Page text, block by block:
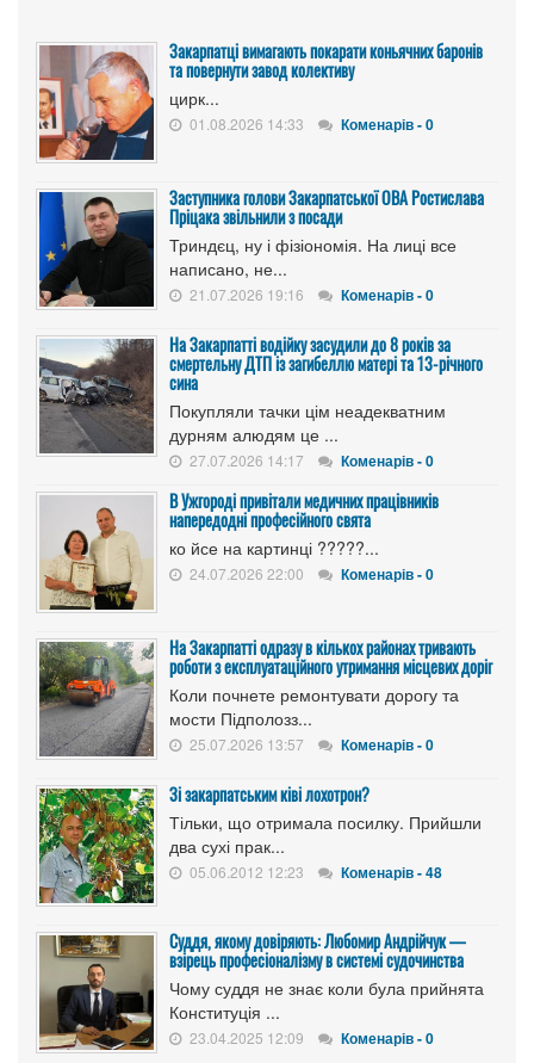
Закарпатці вимагають покарати коньячних баронів
та повернути завод колективу
цирк...
01.08.2026 14:33 Коменарів - 0
Заступника голови Закарпатської ОВА Ростислава
Пріцака звільнили з посади
Триндєц, ну і фізіономія. На лиці все
написано, не...
21.07.2026 19:16 Коменарів - 0
На Закарпатті водійку засудили до 8 років за
смертельну ДТП із загибеллю матері та 13-річного
сина
Покупляли тачки цім неадекватним
дурням алюдям це ...
27.07.2026 14:17 Коменарів - 0
В Ужгороді привітали медичних працівників
напередодні професійного свята
ко йсе на картинці ?????...
24.07.2026 22:00 Коменарів - 0
На Закарпатті одразу в кількох районах тривають
роботи з експлуатаційного утримання місцевих доріг
Коли почнете ремонтувати дорогу та
мости Підполозз...
25.07.2026 13:57 Коменарів - 0
Зі закарпатським ківі лохотрон?
Тільки, що отримала посилку. Прийшли
два сухі прак...
05.06.2012 12:23 Коменарів - 48
Суддя, якому довіряють: Любомир Андрійчук —
взірець професіоналізму в системі судочинства
Чому суддя не знає коли була прийнята
Конституція ...
23.04.2025 12:09 Коменарів - 0